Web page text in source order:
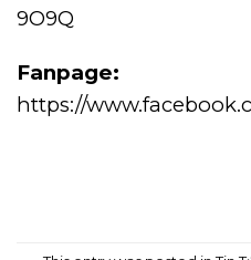
9O9Q
Fanpage:
https://